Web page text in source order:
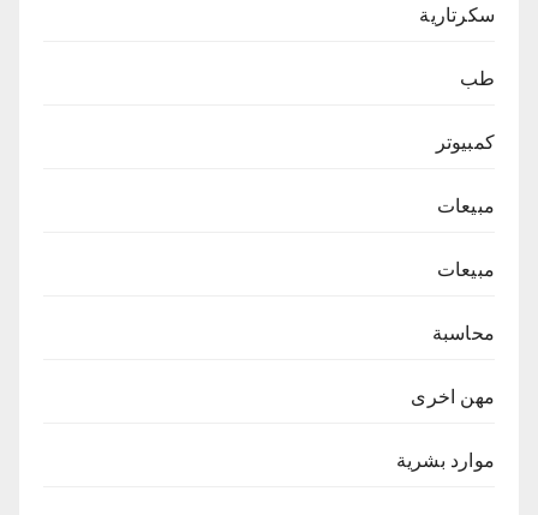
سكرتارية
طب
كمبيوتر
مبيعات
مبيعات
محاسبة
مهن اخرى
موارد بشرية